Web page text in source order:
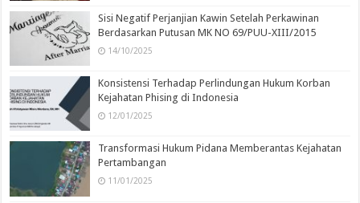
Sisi Negatif Perjanjian Kawin Setelah Perkawinan
Berdasarkan Putusan MK NO 69/PUU-XIII/2015
14/10/2025
Konsistensi Terhadap Perlindungan Hukum Korban
Kejahatan Phising di Indonesia
12/01/2025
Transformasi Hukum Pidana Memberantas Kejahatan
Pertambangan
11/01/2025